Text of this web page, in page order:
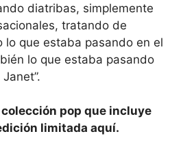
diatribas, simplemente
tratando de
lo que estaba pasando en el
lo que estaba pasando
pop que incluye
limitada aquí.